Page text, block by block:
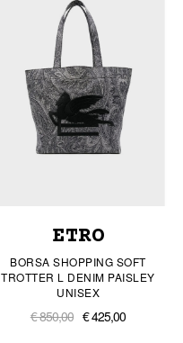
ETRO
BORSA SHOPPING SOFT
TROTTER L DENIM PAISLEY
UNISEX
€ 850,00 € 425,00